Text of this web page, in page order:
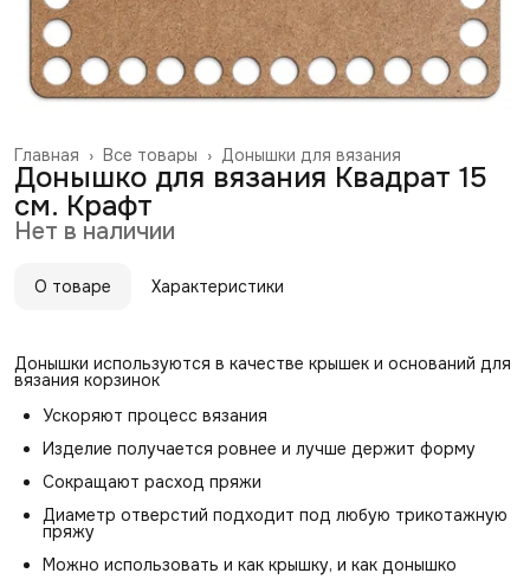
Донышки для вязания
Все товары ›
Главная ›
Донышко для вязания Квадрат 15
см. Крафт
Нет в наличии
О товаре Характеристики
Донышки используются в качестве крышек и оснований для
вязания корзинок
Ускоряют процесс вязания
Изделие получается ровнее и лучше держит форму
Сокращают расход пряжи
Диаметр отверстий подходит под любую трикотажную
пряжу
Можно использовать и как крышку, и как донышко